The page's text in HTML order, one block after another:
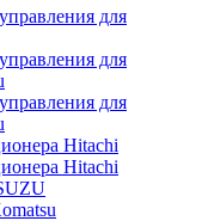
для
для
для
Hitachi
Hitachi